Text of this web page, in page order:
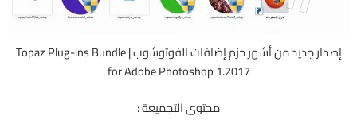
إصدار جديد من أشهر حزم إضافات الفوتوشوب | Topaz Plug-ins Bundle
for Adobe Photoshop 1.2017
محتوى التجميعة :